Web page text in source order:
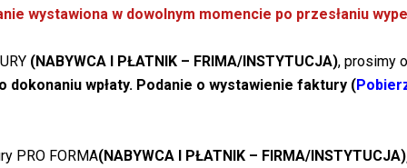
wystawiona w dowolnym momencie po przesłaniu
(NABYWCA I PŁATNIK – FRIMA/INSTYTUCJA), prosimy
dokonaniu wpłaty. Podanie o wystawienie faktury (
PRO FORMA(NABYWCA I PŁATNIK – FIRMA/